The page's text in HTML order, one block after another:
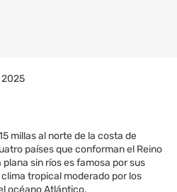
2025
millas al norte de la costa de
países que conforman el Reino
sin ríos es famosa por sus
tropical moderado por los
océano Atlántico.